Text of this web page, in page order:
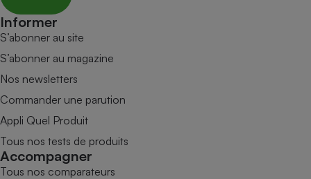
Informer
S’abonner au site
S’abonner au magazine
Nos newsletters
Commander une parution
Appli Quel Produit
Tous nos tests de produits
Accompagner
Tous nos comparateurs